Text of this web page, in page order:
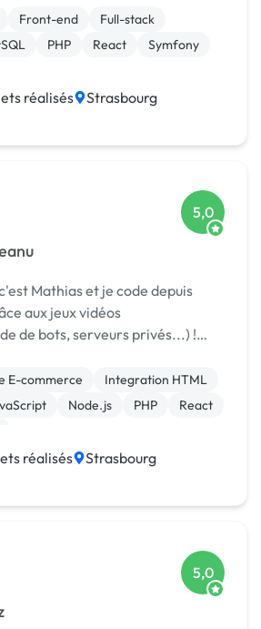
Front-end
Full-stack
PHP React
Symfony
réalisés Strasbourg
5,0
Mathias et je code depuis
aux jeux vidéos
de bots, serveurs privés...) !
électronique, une branche du
E-commerce
Integration HTML
Node.js PHP
React
réalisés Strasbourg
5,0